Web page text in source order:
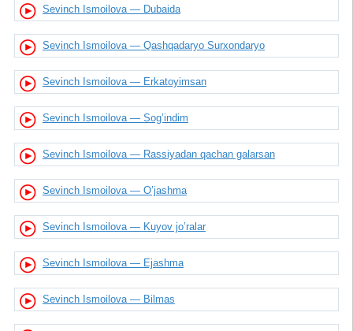
Sevinch Ismoilova — Dubaida
Sevinch Ismoilova — Qashqadaryo Surxondaryo
Sevinch Ismoilova — Erkatoyimsan
Sevinch Ismoilova — Sog’indim
Sevinch Ismoilova — Rassiyadan qachan galarsan
Sevinch Ismoilova — O’jashma
Sevinch Ismoilova — Kuyov jo’ralar
Sevinch Ismoilova — Ejashma
Sevinch Ismoilova — Bilmas